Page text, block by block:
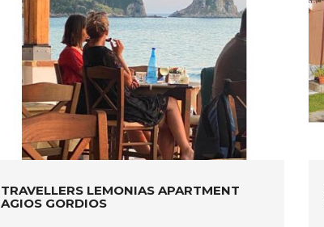
TRAVELLERS LEMONIAS APARTMENT
AGIOS GORDIOS